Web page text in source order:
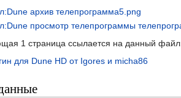
архив телепрограмма5.png
просмотр телепрограммы
1 страница ссылается на данный
для Dune HD от Igores и micha86